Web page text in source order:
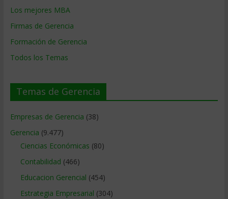
Los mejores MBA
Firmas de Gerencia
Formación de Gerencia
Todos los Temas
Temas de Gerencia
Empresas de Gerencia (38)
Gerencia (9.477)
Ciencias Económicas (80)
Contabilidad (466)
Educacion Gerencial (454)
Estrategia Empresarial (304)